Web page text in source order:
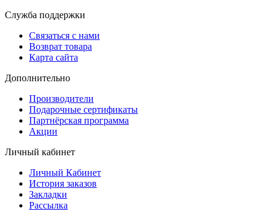
Служба поддержки
Связаться с нами
Возврат товара
Карта сайта
Дополнительно
Производители
Подарочные сертификаты
Партнёрская программа
Акции
Личный кабинет
Личный Кабинет
История заказов
Закладки
Рассылка